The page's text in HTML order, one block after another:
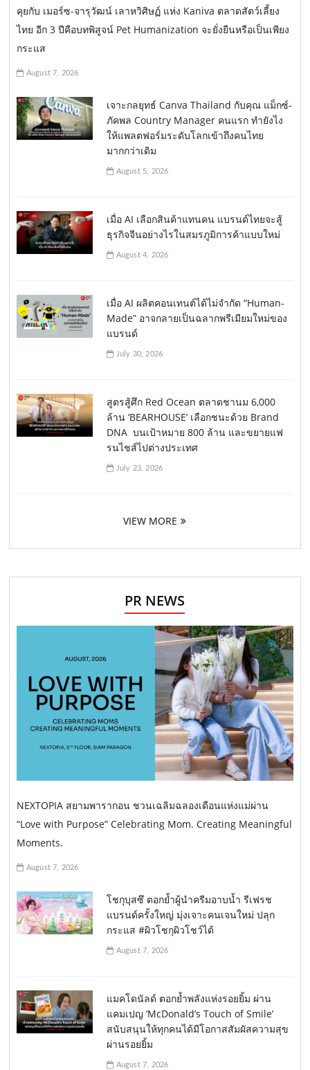
คุยกับ เมอร์ซ-จารุวัฒน์ เลาหวิศิษฏ์ แห่ง Kaniva ตลาดสัตว์เลี้ยง
ไทย อีก 3 ปีคือบทพิสูจน์ Pet Humanization จะยั่งยืนหรือเป็นเพียง
กระแส
August 7, 2026
เจาะกลยุทธ์ Canva Thailand กับคุณ แม็กซ์-
ภัคพล Country Manager คนแรก ทำยังไง
ให้แพลตฟอร์มระดับโลกเข้าถึงคนไทย
มากกว่าเดิม
August 5, 2026
เมื่อ AI เลือกสินค้าแทนคน แบรนด์ไทยจะสู้
ธุรกิจจีนอย่างไรในสมรภูมิการค้าแบบใหม่
August 4, 2026
เมื่อ AI ผลิตคอนเทนต์ได้ไม่จำกัด “Human-
Made” อาจกลายเป็นฉลากพรีเมียมใหม่ของ
แบรนด์
July 30, 2026
สูตรสู้ศึก Red Ocean ตลาดชานม 6,000
ล้าน ‘BEARHOUSE’ เลือกชนะด้วย Brand
DNA บนเป้าหมาย 800 ล้าน และขยายแฟ
รนไชส์ไปต่างประเทศ
July 23, 2026
VIEW MORE
PR NEWS
NEXTOPIA สยามพารากอน ชวนเฉลิมฉลองเดือนแห่งแม่ผ่าน
“Love with Purpose” Celebrating Mom. Creating Meaningful
Moments.
August 7, 2026
โชกุบุสซึ ตอกย้ำผู้นำครีมอาบน้ำ รีเฟรช
แบรนด์ครั้งใหญ่ มุ่งเจาะคนเจนใหม่ ปลุก
กระแส #ผิวโชกุผิวโชว์ได้
August 7, 2026
แมคโดนัลด์ ตอกย้ำพลังแห่งรอยยิ้ม ผ่าน
แคมเปญ ‘McDonald’s Touch of Smile’
สนับสนุนให้ทุกคนได้มีโอกาสสัมผัสความสุข
ผ่านรอยยิ้ม
August 7, 2026